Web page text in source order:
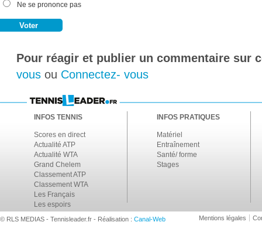
Ne se prononce pas
Pour réagir et publier un commentaire sur
vous ou Connectez- vous
INFOS TENNIS
Scores en direct
Actualité ATP
Actualité WTA
Grand Chelem
Classement ATP
Classement WTA
Les Français
Les espoirs
INFOS PRATIQUES
Matériel
Entraînement
Santé/ forme
Stages
© RLS MEDIAS - Tennisleader.fr - Réalisation : Canal-Web Mentions légales